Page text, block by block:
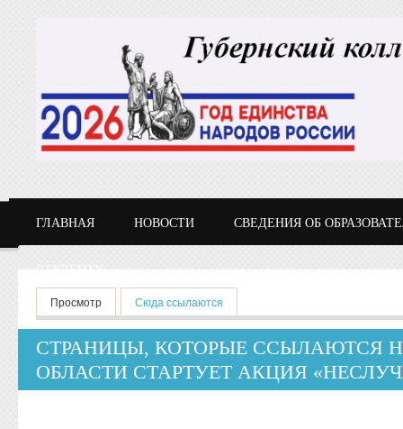
ГЛАВНАЯ НОВОСТИ СВЕДЕНИЯ ОБ
СТУДЕНТУ
Главные вкладки
Просмотр Сюда ссылаются
СТРАНИЦЫ, КОТОРЫЕ ССЫЛАЮТСЯ
ОБЛАСТИ СТАРТУЕТ АКЦИЯ